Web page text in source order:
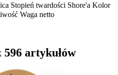
Stopień twardości Shore'a Kolor
Waga netto
artykułów